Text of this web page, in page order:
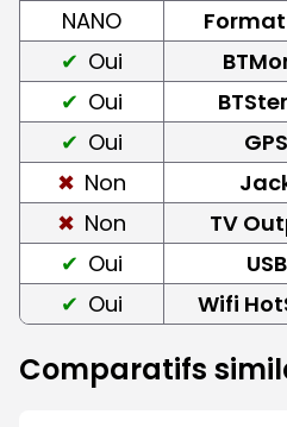
NANO Format
Oui
Oui
Oui
GPS
Non
Non
TV
Oui
USB
Oui
Wifi
Comparatifs